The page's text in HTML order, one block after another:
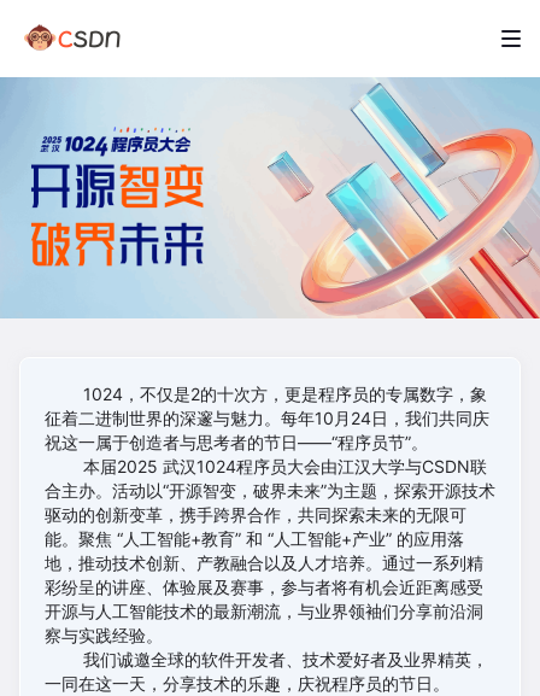
1024，不仅是2的十次方，更是程序员的专属数字，象
征着二进制世界的深邃与魅力。每年10月24日，我们共同庆
祝这一属于创造者与思考者的节日——“程序员节”。
本届2025 武汉1024程序员大会由江汉大学与CSDN联
合主办。活动以“开源智变，破界未来”为主题，探索开源技术
驱动的创新变革，携手跨界合作，共同探索未来的无限可
能。聚焦 “人工智能+教育” 和 “人工智能+产业” 的应用落
地，推动技术创新、产教融合以及人才培养。通过一系列精
彩纷呈的讲座、体验展及赛事，参与者将有机会近距离感受
开源与人工智能技术的最新潮流，与业界领袖们分享前沿洞
察与实践经验。
我们诚邀全球的软件开发者、技术爱好者及业界精英，
一同在这一天，分享技术的乐趣，庆祝程序员的节日。